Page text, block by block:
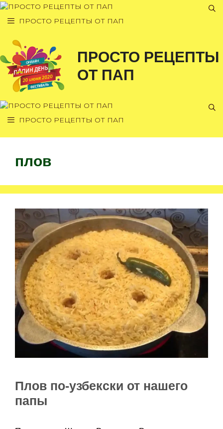
Перейти
ПРОСТО РЕЦЕПТЫ ОТ ПАП
ПРОСТО РЕЦЕПТЫ
ОТ ПАП
ПРОСТО РЕЦЕПТЫ ОТ ПАП
плов
Плов по-узбекски от нашего
папы